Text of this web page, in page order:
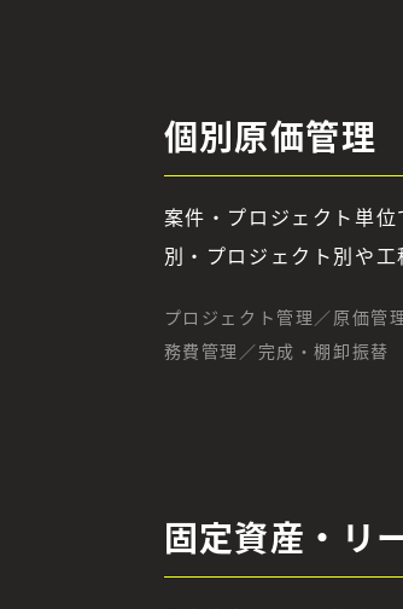
個別原価管理
案件・プロジェクト単
別・プロジェクト別や工
プロジェクト管理／原価管
務費管理／完成・棚卸振替
固定資産・リ